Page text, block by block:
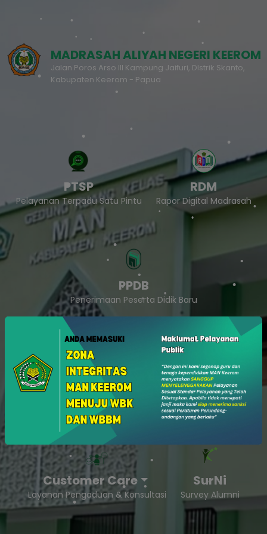
MADRASAH ALIYAH NEGERI KEEROM
Jalan Poros Arso III Kampung Jaifuri, DIstrik Skanto,
Kabupaten Keerom - Papua
PTSP
Pelayanan Terpadu Satu Pintu
RDM
Rapor Digital Madrasah
PPDB
Penerimaan Peserta Didik Baru
SukaSam
Survey Kepuasan Masyarakat
Customer Care
Layanan Pengaduan & Konsultasi
SurNi
Survey Alumni